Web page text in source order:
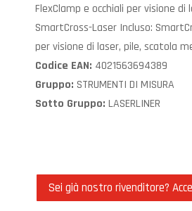
FlexClamp e occhiali per visione
SmartCross-Laser Incluso:
per visione di laser, pile, scatola
Codice EAN: 4021563694389
Gruppo: STRUMENTI DI MISURA
Sotto Gruppo: LASERLINER
Sei già nostro rivenditore?